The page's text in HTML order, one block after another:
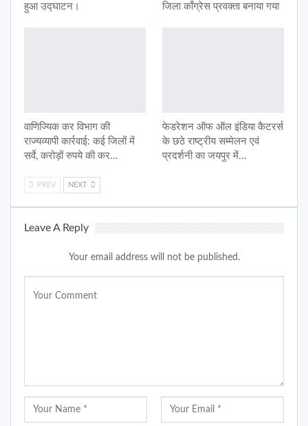
हुआ उद्घाटन।
जिला काँग्रेस प्रवक्ता बनाया गया
वाणिज्यिक कर विभाग की
राज्यव्यापी कार्रवाई: कई जिलों में
सर्वे, करोड़ों रुपये की कर…
फेडरेशन ऑफ ऑल इंडिया कैटरर्स
के छठे राष्ट्रीय सम्मेलन एवं
प्रदर्शनी का जयपुर में…
PREV NEXT
Leave A Reply
Your email address will not be published.